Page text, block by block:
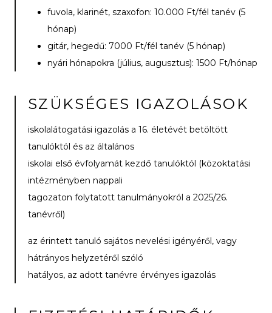
fuvola, klarinét, szaxofon: 10.000 Ft/fél tanév (5
hónap)
gitár, hegedű: 7000 Ft/fél tanév (5 hónap)
nyári hónapokra (július, augusztus): 1500 Ft/hónap
SZÜKSÉGES IGAZOLÁSOK
iskolalátogatási igazolás a 16. életévét betöltött
tanulóktól és az általános
iskolai első évfolyamát kezdő tanulóktól (közoktatási
intézményben nappali
tagozaton folytatott tanulmányokról a 2025/26.
tanévről)
az érintett tanuló sajátos nevelési igényéről, vagy
hátrányos helyzetéről szóló
hatályos, az adott tanévre érvényes igazolás